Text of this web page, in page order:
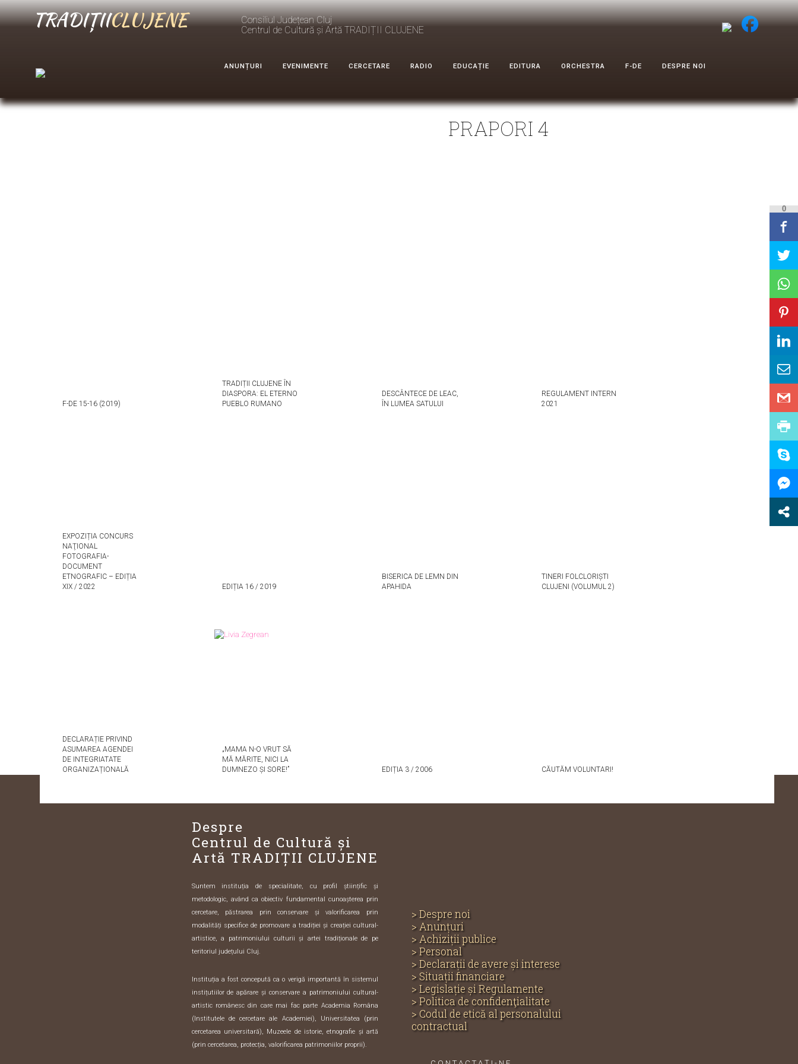
TRADIȚIICLUJENE
Consiliul Județean Cluj
Centrul de Cultură și Artă TRADIȚII CLUJENE
ANUNȚURI EVENIMENTE CERCETARE RADIO EDUCAȚIE EDITURA ORCHESTRA F-DE DESPRE NOI
PRAPORI 4
F-DE 15-16 (2019)
TRADIȚII CLUJENE ÎN
DIASPORA: EL ETERNO
PUEBLO RUMANO
DESCÂNTECE DE LEAC,
ÎN LUMEA SATULUI
REGULAMENT INTERN
2021
EXPOZIȚIA CONCURS
NAŢIONAL
FOTOGRAFIA-
DOCUMENT
ETNOGRAFIC – EDIȚIA
XIX / 2022
EDIȚIA 16 / 2019
BISERICA DE LEMN DIN
APAHIDA
TINERI FOLCLORIȘTI
CLUJENI (VOLUMUL 2)
DECLARAȚIE PRIVIND
ASUMAREA AGENDEI
DE INTEGRIATATE
ORGANIZAȚIONALĂ
„MAMA N-O VRUT SĂ
MĂ MĂRITE, NICI LA
DUMNEZO ȘI SORE!”
EDIȚIA 3 / 2006 CĂUTĂM VOLUNTARI!
Despre
Centrul de Cultură și
Artă TRADIȚII CLUJENE
Suntem instituția de specialitate, cu profil științific și
metodologic, având ca obiectiv fundamental cunoașterea prin
cercetare, păstrarea prin conservare și valorificarea prin
modalități specifice de promovare a tradiției și creației cultural-
artistice, a patrimoniului culturii și artei tradiționale de pe
teritoriul județului Cluj.
Instituția a fost concepută ca o verigă importantă în sistemul
instițutiilor de apărare și conservare a patrimoniului cultural-
artistic românesc din care mai fac parte Academia Româna
(Institutele de cercetare ale Academiei), Universitatea (prin
cercetarea universitară), Muzeele de istorie, etnografie și artă
(prin cercetarea, protecția, valorificarea patrimoniilor proprii).
> Despre noi
> Anunțuri
> Achiziții publice
> Personal
> Declarații de avere și interese
> Situații financiare
> Legislație și Regulamente
> Politica de confidenţialitate
> Codul de etică al personalului
contractual
0